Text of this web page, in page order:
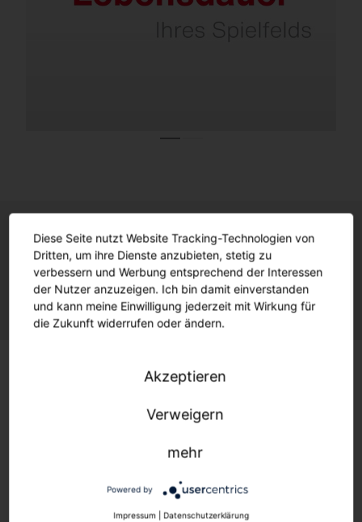
Smart vernetzbar mit Intelligent Play.
Das perfekte Zusammenspiel von
Effizienz und Nachhaltigkeit.
präzise Ausleuchtung – ohne Streuung und ohne
Diese Seite nutzt Website Tracking-Technologien von
Dritten, um ihre Dienste anzubieten, stetig zu
verbessern und Werbung entsprechend der Interessen
der Nutzer anzuzeigen. Ich bin damit einverstanden
und kann meine Einwilligung jederzeit mit Wirkung für
die Zukunft widerrufen oder ändern.
Akzeptieren
Verweigern
mehr
Powered by
Impressum Datenschutzerklärung